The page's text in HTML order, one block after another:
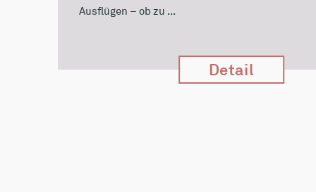
Ausflügen – ob zu ...
Detail